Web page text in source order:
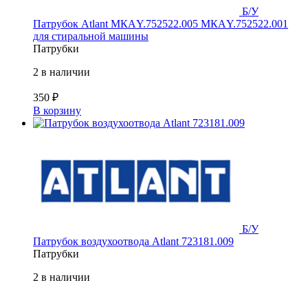
Б/У
Патрубок Atlant МКАY.752522.005 МКАY.752522.001
для стиральной машины
Патрубки
2 в наличии
350 ₽
В корзину
Б/У
Патрубок воздухоотвода Atlant 723181.009
Патрубки
2 в наличии